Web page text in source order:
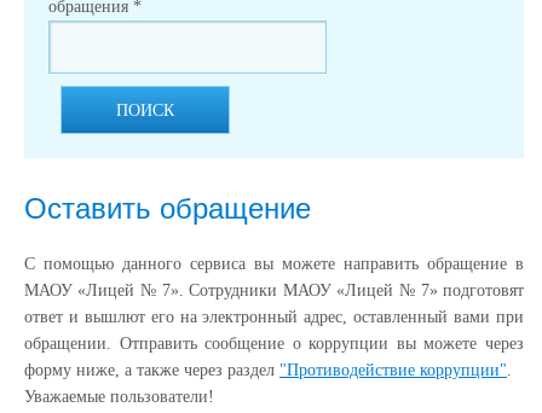
обращения *
ПОИСК
Оставить обращение
С помощью данного сервиса вы можете направить обращение в
МАОУ «Лицей № 7». Сотрудники МАОУ «Лицей № 7» подготовят
ответ и вышлют его на электронный адрес, оставленный вами при
обращении. Отправить сообщение о коррупции вы можете через
форму ниже, а также через раздел "Противодействие коррупции".
Уважаемые пользователи!